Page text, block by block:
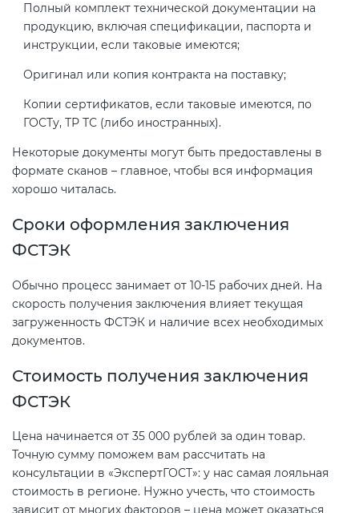
Полный комплект технической документации на
продукцию, включая спецификации, паспорта и
инструкции, если таковые имеются;
Оригинал или копия контракта на поставку;
Копии сертификатов, если таковые имеются, по
ГОСТу, ТР ТС (либо иностранных).
Некоторые документы могут быть предоставлены в
формате сканов – главное, чтобы вся информация
хорошо читалась.
Сроки оформления заключения
ФСТЭК
Обычно процесс занимает от 10-15 рабочих дней. На
скорость получения заключения влияет текущая
загруженность ФСТЭК и наличие всех необходимых
документов.
Стоимость получения заключения
ФСТЭК
Цена начинается от 35 000 рублей за один товар.
Точную сумму поможем вам рассчитать на
консультации в «ЭкспертГОСТ»: у нас самая лояльная
стоимость в регионе. Нужно учесть, что стоимость
зависит от многих факторов – цена может оказаться
индивидуальной защиты (ТР ТС
019)
Действующие технические
регламенты